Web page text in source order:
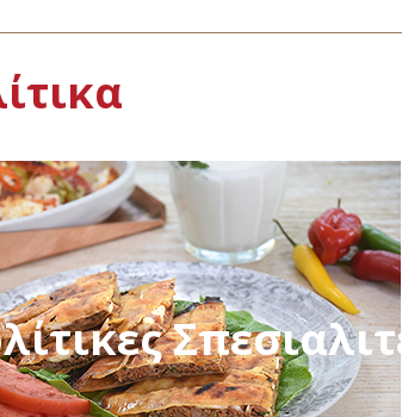
Σπεσιαλιτέ